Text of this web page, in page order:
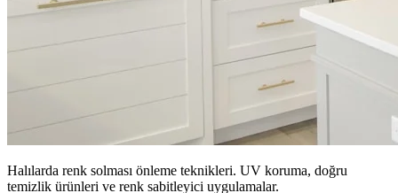
Halılarda renk solması önleme teknikleri. UV koruma, doğru
temizlik ürünleri ve renk sabitleyici uygulamalar.